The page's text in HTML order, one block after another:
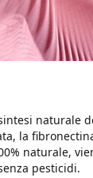
naturale
la
naturale,
pesticidi.